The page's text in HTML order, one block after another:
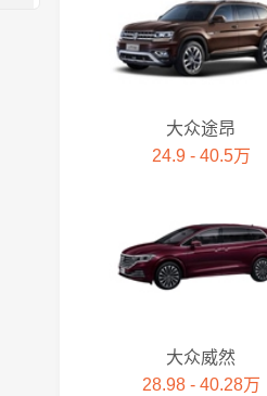
大众途昂
24.9 - 40.5万
大众威然
28.98 - 40.28万